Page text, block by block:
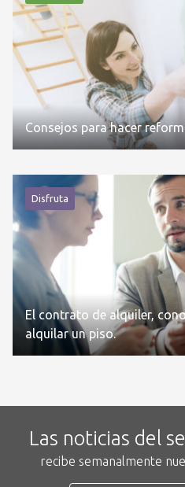
Consejos para hacer
Disfruta
El contrato de alquiler,
alquilar un piso.
Las noticias del
recibe semanalmente